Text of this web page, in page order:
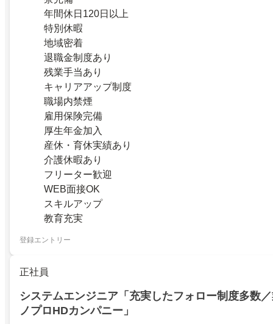
年間休日120日以上
特別休暇
地域密着
退職金制度あり
残業手当あり
キャリアアップ制度
職場内禁煙
雇用保険完備
厚生年金加入
産休・育休実績あり
介護休暇あり
フリーター歓迎
WEB面接OK
スキルアップ
教育充実
登録エントリー
正社員
システムエンジニア「充実したフォロー制度多数
ノプロHDカンパニー」